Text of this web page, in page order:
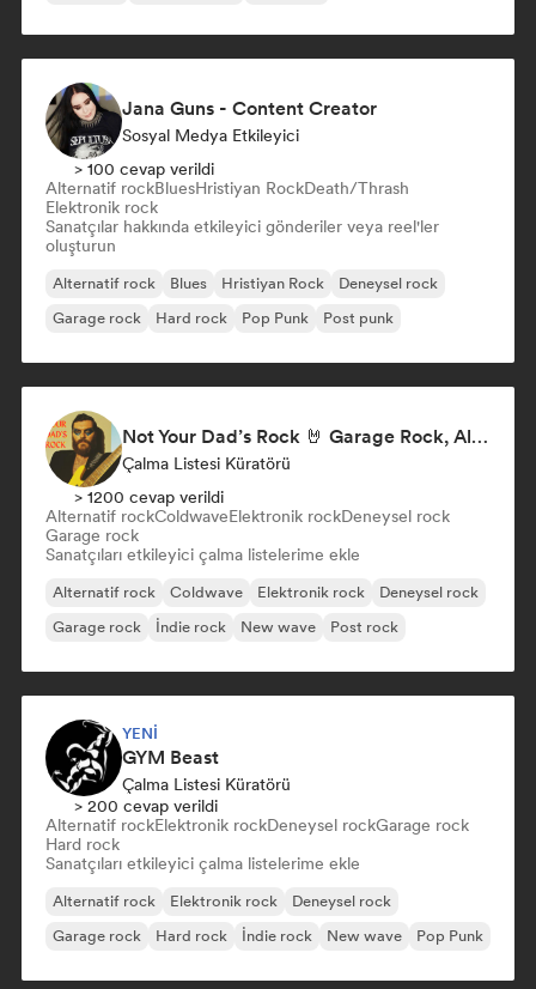
Jana Guns - Content Creator
Sosyal Medya Etkileyici
> 100 cevap verildi
Alternatif rockBluesHristiyan RockDeath/Thrash
Elektronik rock
Sanatçılar hakkında etkileyici gönderiler veya reel'ler
oluşturun
Alternatif rock Blues Hristiyan Rock
Deneysel rock
Garage rock
Hard rock Pop Punk Post punk
Not Your Dad’s Rock 🤘 Garage Rock, Alt-Rock & Indie Anthems
Çalma Listesi Küratörü
> 1200 cevap verildi
Alternatif rockColdwaveElektronik rockDeneysel rock
Garage rock
Sanatçıları etkileyici çalma listelerime ekle
Alternatif rock Coldwave Elektronik rock
Deneysel rock
Garage rock
İndie rock New wave Post rock
YENI
GYM Beast
Çalma Listesi Küratörü
> 200 cevap verildi
Alternatif rockElektronik rockDeneysel rockGarage rock
Hard rock
Sanatçıları etkileyici çalma listelerime ekle
Alternatif rock Elektronik rock
Deneysel rock
Garage rock
Hard rock İndie rock New wave Pop Punk